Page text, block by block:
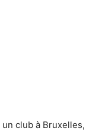
club à Bruxelles,